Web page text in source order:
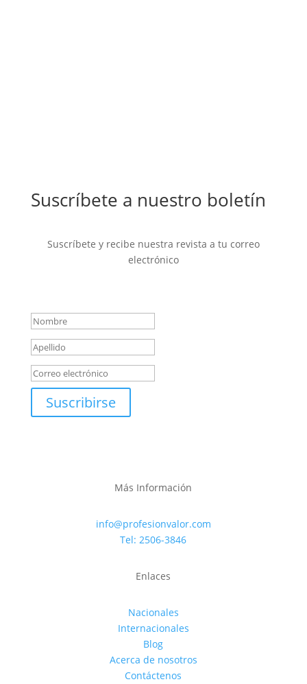
Suscríbete a nuestro boletín
Suscríbete y recibe nuestra revista a tu correo
electrónico
Suscribirse
Más Información
info@profesionvalor.com
Tel: 2506-3846
Enlaces
Nacionales
Internacionales
Blog
Acerca de nosotros
Contáctenos